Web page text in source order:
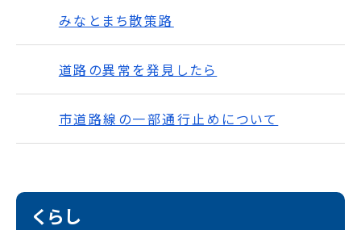
みなとまち散策路
道路の異常を発見したら
市道路線の一部通行止めについて
くらし